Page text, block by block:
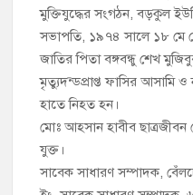
চাঁদপুর পৌরসভার ২০৫
কচুয়ায় পৃথক অভিযানে ২০১ পিস
কারবারি গ্রেপ্তার
মুক্তিযুদ্ধের সংগঠন, বড়কুল
সভাপতি, ১৯৭৪ সালে ১৮ মে
জাতির পিতা বঙ্গবন্ধু শেখ
মৃত্যুদন্ডপ্রাপ্ত ফাসির আসামি
হাতে নিহত হন।
মোঃ আহসান হাবীব
যুক্ত।
সাবেক সাধারণ সম্পাদক,